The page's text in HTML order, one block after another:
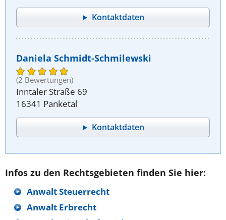
Kontaktdaten
Daniela Schmidt-Schmilewski
(2 Bewertungen)
Inntaler Straße 69
16341 Panketal
Kontaktdaten
Infos zu den Rechtsgebieten finden Sie hier:
Anwalt Steuerrecht
Anwalt Erbrecht